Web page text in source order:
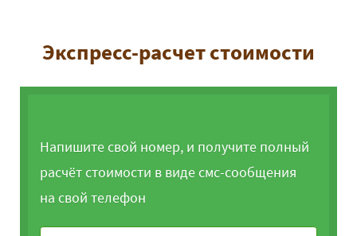
Экспресс-расчет стоимости
Напишите свой номер, и получите полный
расчёт стоимости в виде смс-сообщения
на свой телефон